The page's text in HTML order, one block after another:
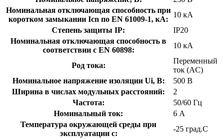
Номинальная отключающая способность при
коротком замыкании Icn по EN 61009-1, кА:
10 кА
Степень защиты IP:
IP20
Номинальная отключающая способность в
соответствии с EN 60898:
10 кА
Род тока:
Переменный
ток (AC)
Номинальное напряжение изоляции Ui, В:
500 В
Ширина в числах модульных расстояний:
2
Частота:
50/60 Гц
Номинальный ток:
6 А
Температура окружающей среды при
эксплуатации с:
-25 град.C